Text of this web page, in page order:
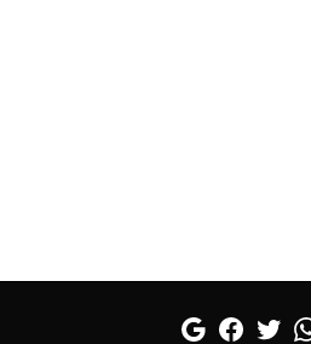
GoogleFacebookTwitter